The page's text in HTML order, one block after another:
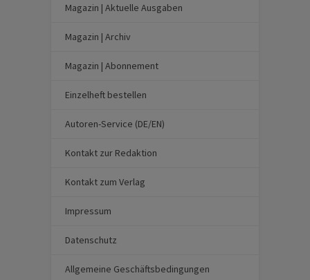
Magazin | Aktuelle Ausgaben
Magazin | Archiv
Magazin | Abonnement
Einzelheft bestellen
Autoren-Service (DE/EN)
Kontakt zur Redaktion
Kontakt zum Verlag
Impressum
Datenschutz
Allgemeine Geschäftsbedingungen